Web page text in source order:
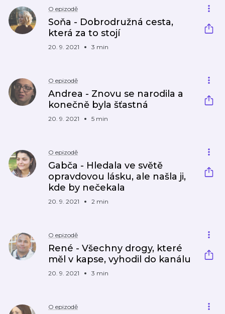
O epizodě
Soňa - Dobrodružná cesta,
která za to stojí
20. 9. 2021 3 min
O epizodě
Andrea - Znovu se narodila a
konečně byla šťastná
20. 9. 2021 5 min
O epizodě
Gabča - Hledala ve světě
opravdovou lásku, ale našla ji,
kde by nečekala
20. 9. 2021 2 min
O epizodě
René - Všechny drogy, které
měl v kapse, vyhodil do kanálu
20. 9. 2021 3 min
O epizodě